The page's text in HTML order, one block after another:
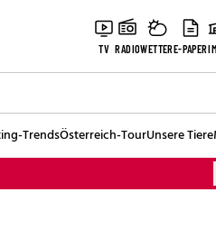
TV RADIOWETTERE-PAPER
TrendsÖsterreich-TourUnsere Tiere